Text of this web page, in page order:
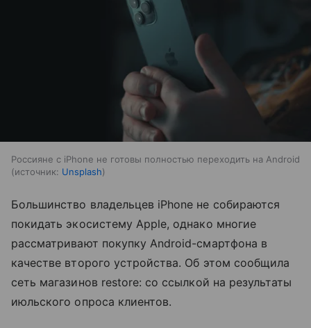
Россияне с iPhone не готовы полностью переходить на Android
источник: Unsplash
Большинство владельцев iPhone не собираются
покидать экосистему Apple, однако многие
рассматривают покупку Android-смартфона в
качестве второго устройства. Об этом сообщила
сеть магазинов restore: со ссылкой на результаты
июльского опроса клиентов.